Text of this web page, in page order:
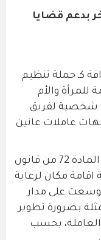
بدعم قضايا
صداقة كـ حملة تنظيم
والأم
شخصية لفريق
عاملات عانين
فكانت الانطلاقة بالمطالبة بتطبيق المادة 72 من قانون
اقامة مكان لرعاية
على مدار
بضرورة تطوير
العاملة، بحسب